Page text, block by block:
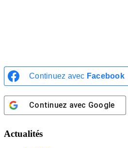
Continuez avec Facebook
Continuez avec Google
Actualités